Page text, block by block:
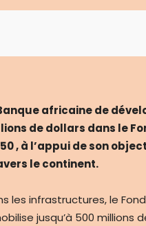
africaine de
de dollars dans le
, à l’appui de son
le continent.
infrastructures, le
jusqu’à 500 millions